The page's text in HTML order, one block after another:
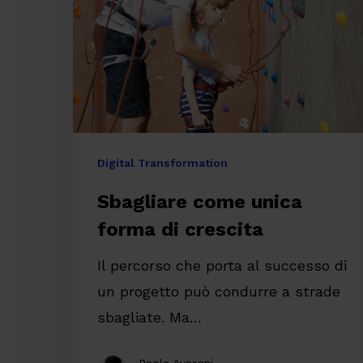
Premi invio per cercare o ESC per chiudere
di
crescita
Digital Transformation
Sbagliare come unica
forma di crescita
Il percorso che porta al successo di
un progetto può condurre a strade
sbagliate. Ma…